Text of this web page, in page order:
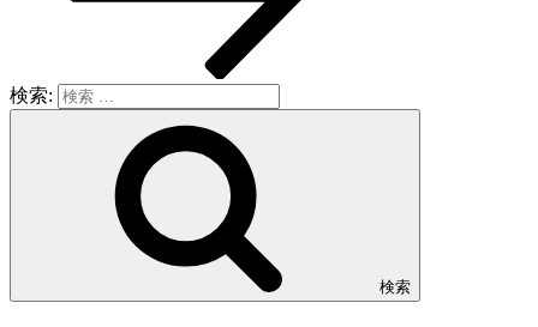
検索:
検索